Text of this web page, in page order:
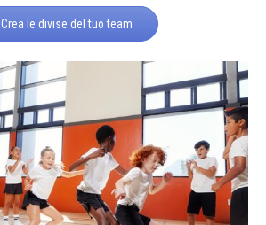
Crea le divise del tuo team